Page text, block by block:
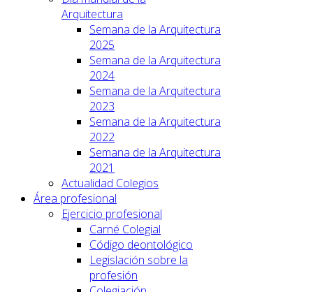
Arquitectura
Semana de la Arquitectura
2025
Semana de la Arquitectura
2024
Semana de la Arquitectura
2023
Semana de la Arquitectura
2022
Semana de la Arquitectura
2021
Actualidad Colegios
Área profesional
Ejercicio profesional
Carné Colegial
Código deontológico
Legislación sobre la
profesión